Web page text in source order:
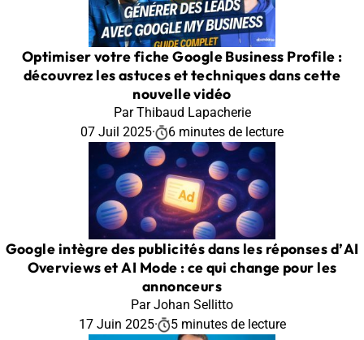
Optimiser votre fiche Google Business Profile :
découvrez les astuces et techniques dans cette
nouvelle vidéo
Par Thibaud Lapacherie
07 Juil 2025· 6 minutes de lecture
Google intègre des publicités dans les réponses d’AI
Overviews et AI Mode : ce qui change pour les
annonceurs
Par Johan Sellitto
17 Juin 2025· 5 minutes de lecture